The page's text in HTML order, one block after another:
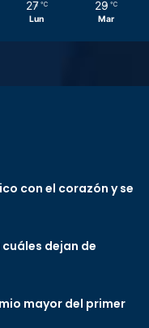
27 ℃
Lun
29 ℃
Mar
con el corazón y se
dejan de
mayor del primer